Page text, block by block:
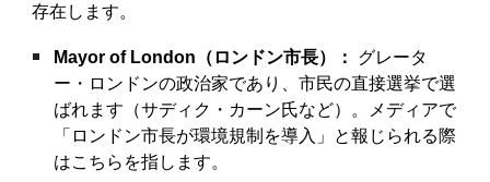
存在します。
Mayor of London（ロンドン市長）：
グレータ
ー・ロンドンの政治家であり、市民の直接選挙で選
ばれます（サディク・カーン氏など）。メディアで
「ロンドン市長が環境規制を導入」と報じられる際
はこちらを指します。